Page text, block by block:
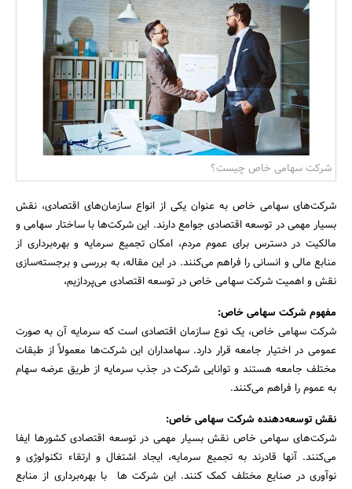
بانک، بیمه و سرمایه
مسکن و ساختمان
شرکت سهامی خاص چیست؟
شرکت‌های سهامی خاص به عنوان یکی از انواع سازمان‌های اقتصادی، نقش
بسیار مهمی در توسعه اقتصادی جوامع دارند. این شرکت‌ها با ساختار سهامی و
مالکیت در دسترس برای عموم مردم، امکان تجمیع سرمایه و بهره‌برداری از
منابع مالی و انسانی را فراهم می‌کنند. در این مقاله، به بررسی و برجسته‌سازی
نقش و اهمیت شرکت سهامی خاص در توسعه اقتصادی می‌پردازیم،
مفهوم شرکت سهامی خاص:
شرکت سهامی خاص، یک نوع سازمان اقتصادی است که سرمایه آن به صورت
عمومی در اختیار جامعه قرار دارد. سهامداران این شرکت‌ها معمولاً از طبقات
مختلف جامعه هستند و توانایی شرکت در جذب سرمایه از طریق عرضه سهام
به عموم را فراهم می‌کنند.
نقش توسعه‌دهنده شرکت سهامی خاص:
شرکت‌های سهامی خاص نقش بسیار مهمی در توسعه اقتصادی کشورها ایفا
می‌کنند. آنها قادرند به تجمیع سرمایه، ایجاد اشتغال و ارتقاء تکنولوژی و
نوآوری در صنایع مختلف کمک کنند. این شرکت ها با بهره‌برداری از منابع